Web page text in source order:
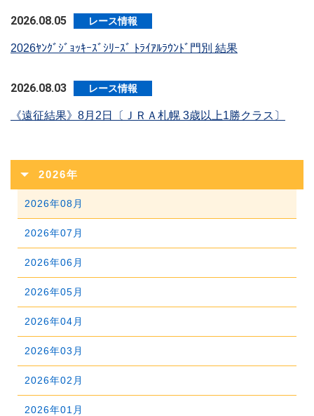
2026.08.05 レース情報
2026ﾔﾝｸﾞｼﾞｮｯｷｰｽﾞｼﾘｰｽﾞ ﾄﾗｲｱﾙﾗｳﾝﾄﾞ門別 結果
2026.08.03 レース情報
《遠征結果》8月2日〔ＪＲＡ札幌 3歳以上1勝クラス〕
2026年
2026年08月
2026年07月
2026年06月
2026年05月
2026年04月
2026年03月
2026年02月
2026年01月